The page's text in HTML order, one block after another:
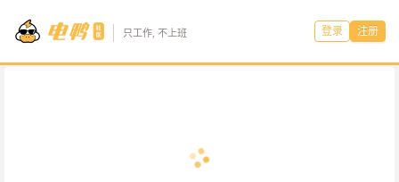
只工作, 不上班 登录 注册